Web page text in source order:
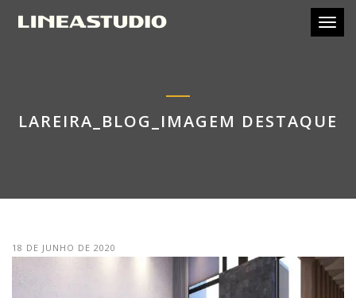
LAREIRA_BLOG_IMAGEM DESTAQUE
18 DE JUNHO DE 2020